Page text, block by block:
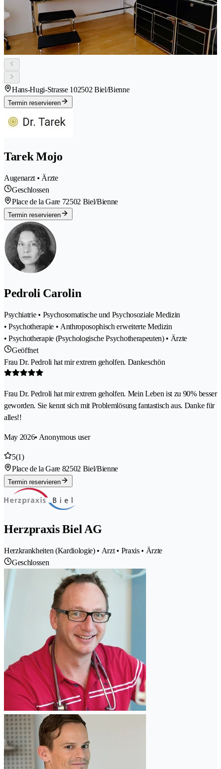
Hans-Hugi-Strasse 102502 Biel/Bienne
Termin reservieren
Tarek Mojo
Augenarzt • Ärzte
Geschlossen
Place de la Gare 72502 Biel/Bienne
Termin reservieren
Pedroli Carolin
Psychiatrie • Psychosomatische und Psychosoziale Medizin
• Psychotherapie • Anthroposophisch erweiterte Medizin
• Psychotherapie (Psychologische Psychotherapeuten) • Ärzte
Geöffnet
Frau Dr. Pedroli hat mir extrem geholfen. Dankeschön
Frau Dr. Pedroli hat mir extrem geholfen. Mein Leben ist zu 90% besser
geworden. Sie kennt sich mit Problemlösung fantastisch aus. Danke für
alles!!
May 2026• Anonymous user
5(1)
Place de la Gare 82502 Biel/Bienne
Termin reservieren
Herzpraxis Biel AG
Herzkrankheiten (Kardiologie) • Arzt • Praxis • Ärzte
Geschlossen